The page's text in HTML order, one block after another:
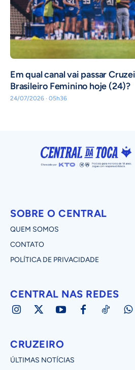
Em qual canal vai passar
Brasileiro Feminino hoje (24)?
24/07/2026 · 05h36
SOBRE O CENTRAL
QUEM SOMOS
CONTATO
POLÍTICA DE PRIVACIDADE
CENTRAL NAS REDES
CRUZEIRO
ÚLTIMAS NOTÍCIAS